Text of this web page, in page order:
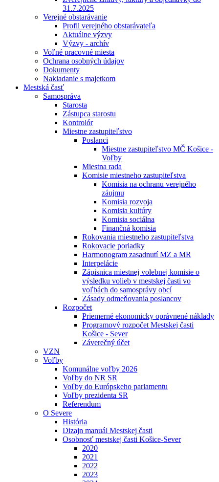
31.7.2025
Verejné obstarávanie
Profil verejného obstarávateľa
Aktuálne výzvy
Výzvy - archív
Voľné pracovné miesta
Ochrana osobných údajov
Dokumenty
Nakladanie s majetkom
Mestská časť
Samospráva
Starosta
Zástupca starostu
Kontrolór
Miestne zastupiteľstvo
Poslanci
Miestne zastupiteľstvo MČ Košice -
Voľby
Miestna rada
Komisie miestneho zastupiteľstva
Komisia na ochranu verejného
záujmu
Komisia rozvoja
Komisia kultúry
Komisia sociálna
Finančná komisia
Rokovania miestneho zastupiteľstva
Rokovacie poriadky
Harmonogram zasadnutí MZ a MR
Interpelácie
Zápisnica miestnej volebnej komisie o
výsledku volieb v mestskej časti vo
voľbách do samosprávy obcí
Zásady odmeňovania poslancov
Rozpočet
Priemerné ekonomicky oprávnené náklady
Programový rozpočet Mestskej časti
Košice - Sever
Záverečný účet
VZN
Voľby
Komunálne voľby 2026
Voľby do NR SR
Voľby do Európskeho parlamentu
Voľby prezidenta SR
Referendum
O Severe
História
Dizajn manuál Mestskej časti
Osobnosť mestskej časti Košice-Sever
2020
2021
2022
2023